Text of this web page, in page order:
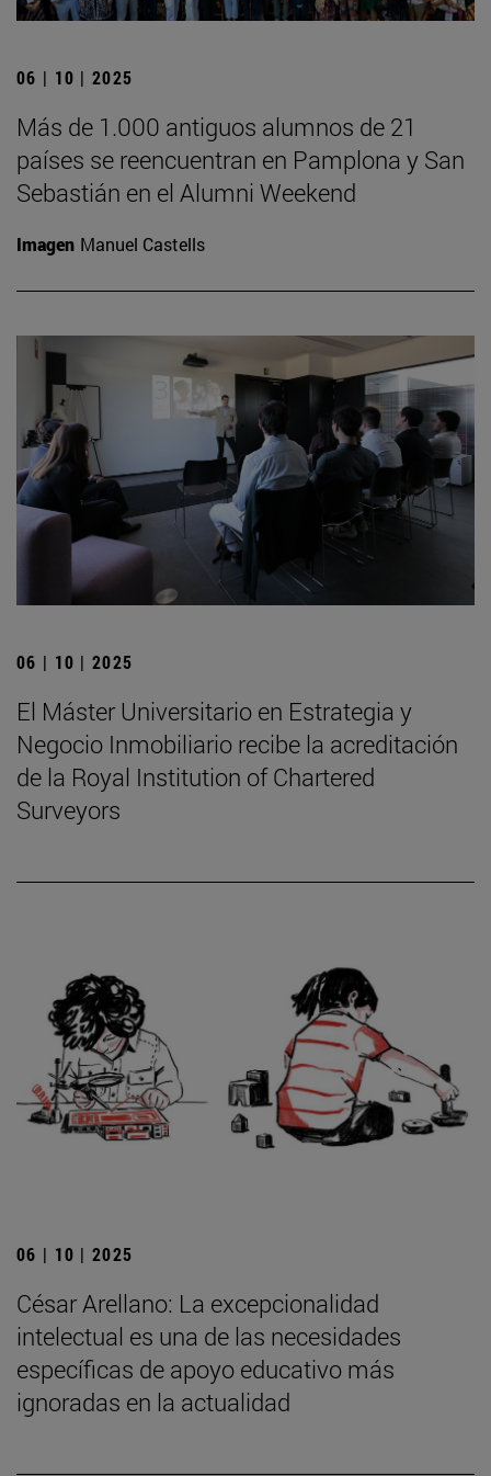
06 | 10 | 2025
Más de 1.000 antiguos alumnos de 21
países se reencuentran en Pamplona y San
Sebastián en el Alumni Weekend
Imagen Manuel Castells
06 | 10 | 2025
El Máster Universitario en Estrategia y
Negocio Inmobiliario recibe la acreditación
de la Royal Institution of Chartered
Surveyors
06 | 10 | 2025
César Arellano: La excepcionalidad
intelectual es una de las necesidades
específicas de apoyo educativo más
ignoradas en la actualidad